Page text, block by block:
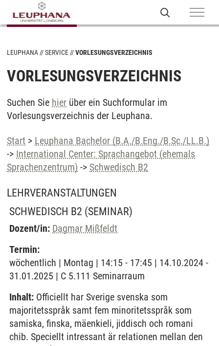
LEUPHANA SERVICE VORLESUNGSVERZEICHNIS
VORLESUNGSVERZEICHNIS
Suchen Sie hier über ein Suchformular im
Vorlesungsverzeichnis der Leuphana.
Start > Leuphana Bachelor (B.A./B.Eng./B.Sc./LL.B.)
-> International Center: Sprachangebot (ehemals
Sprachenzentrum) -> Schwedisch B2
LEHRVERANSTALTUNGEN
SCHWEDISCH B2 (SEMINAR)
Dozent/in: Dagmar Mißfeldt
Termin:
wöchentlich | Montag | 14:15 - 17:45 | 14.10.2024 -
31.01.2025 | C 5.111 Seminarraum
Inhalt: Officiellt har Sverige svenska som
majoritetsspråk samt fem minoritetsspråk som
samiska, finska, mäenkieli, jiddisch och romani
chib. Speciellt intressant är relationen mellan den